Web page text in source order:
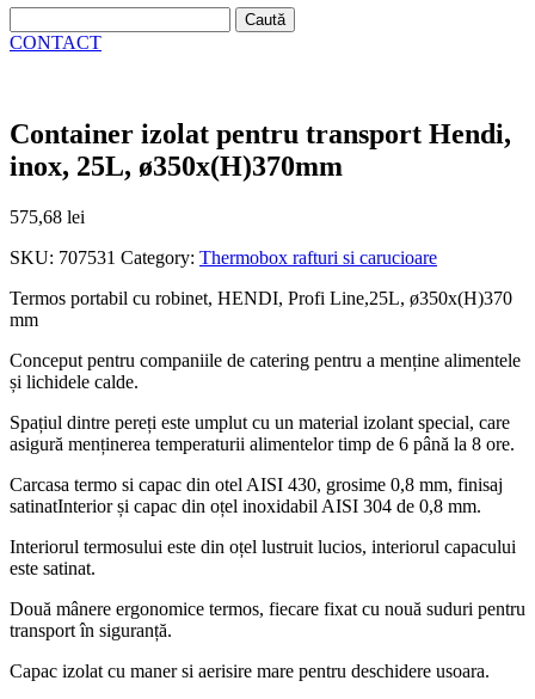
după:
CONTACT
Container izolat pentru transport Hendi,
inox, 25L, ø350x(H)370mm
575,68 lei
SKU: 707531 Category: Thermobox rafturi si carucioare
Termos portabil cu robinet, HENDI, Profi Line,25L, ø350x(H)370
mm
Conceput pentru companiile de catering pentru a menține alimentele
și lichidele calde.
Spațiul dintre pereți este umplut cu un material izolant special, care
asigură menținerea temperaturii alimentelor timp de 6 până la 8 ore.
Carcasa termo si capac din otel AISI 430, grosime 0,8 mm, finisaj
satinatInterior și capac din oțel inoxidabil AISI 304 de 0,8 mm.
Interiorul termosului este din oțel lustruit lucios, interiorul capacului
este satinat.
Două mânere ergonomice termos, fiecare fixat cu nouă suduri pentru
transport în siguranță.
Capac izolat cu maner si aerisire mare pentru deschidere usoara.